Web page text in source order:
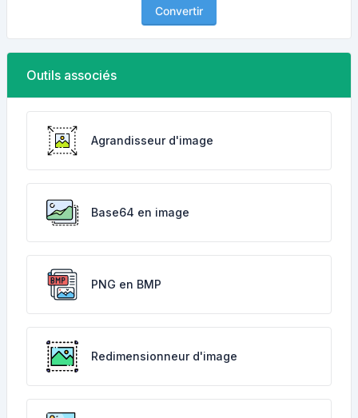
Convertir
Outils associés
Agrandisseur d'image
Base64 en image
PNG en BMP
Redimensionneur d'image